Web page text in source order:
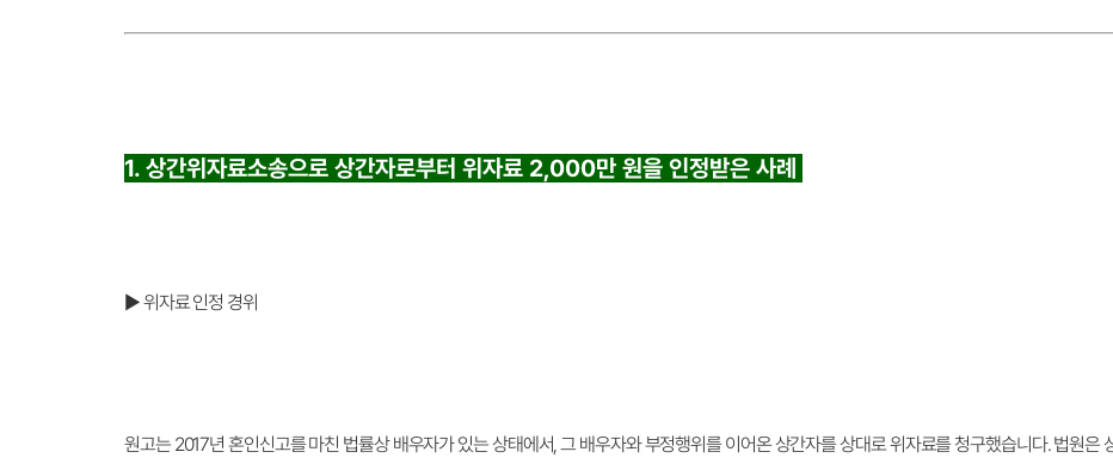
1. 상간위자료소송으로 상간자로부터 위자료 2,000만 원을 인정받은 사례
▶ 위자료 인정 경위
원고는 2017년 혼인신고를 마친 법률상 배우자가 있는 상태에서, 그 배우자와 부정행위를 이어온 상간자를 상대로 위자료를 청구했습니다. 법원은